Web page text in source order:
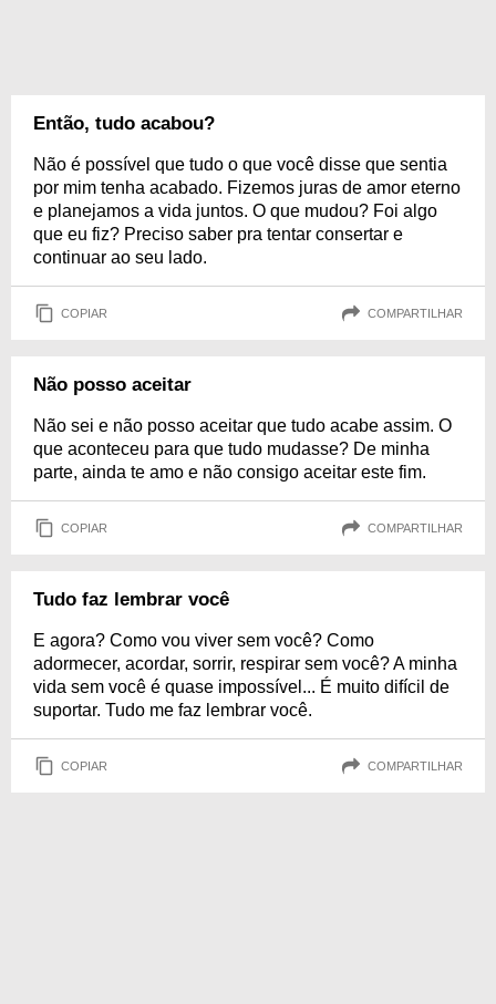
Então, tudo acabou?
Não é possível que tudo o que você disse que sentia
por mim tenha acabado. Fizemos juras de amor eterno
e planejamos a vida juntos. O que mudou? Foi algo
que eu fiz? Preciso saber pra tentar consertar e
continuar ao seu lado.
COPIAR COMPARTILHAR
Não posso aceitar
Não sei e não posso aceitar que tudo acabe assim. O
que aconteceu para que tudo mudasse? De minha
parte, ainda te amo e não consigo aceitar este fim.
COPIAR COMPARTILHAR
Tudo faz lembrar você
E agora? Como vou viver sem você? Como
adormecer, acordar, sorrir, respirar sem você? A minha
vida sem você é quase impossível... É muito difícil de
suportar. Tudo me faz lembrar você.
COPIAR COMPARTILHAR